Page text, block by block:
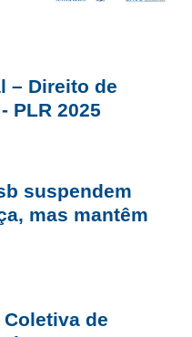
– Direito de
PLR 2025
suspendem
mas mantêm
de